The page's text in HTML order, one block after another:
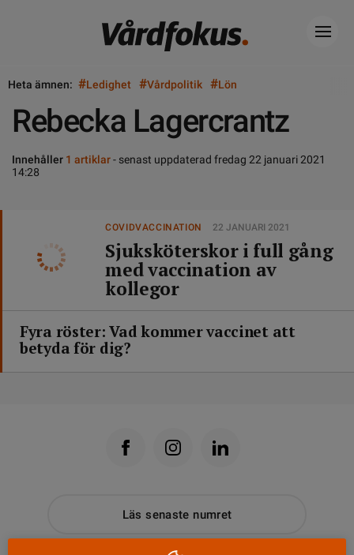
Heta ämnen: #Ledighet #Vårdpolitik #Lön
Rebecka Lagercrantz
Innehåller 1 artiklar- senast uppdaterad fredag 22 januari 2021
14:28
COVIDVACCINATION 22 JANUARI 2021
Sjuksköterskor i full gång
med vaccination av
kollegor
Fyra röster: Vad kommer vaccinet att
betyda för dig?
Läs senaste numret